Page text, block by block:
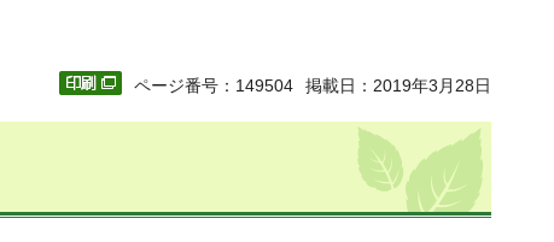
ページ番号：149504 掲載日：2019年3月28日